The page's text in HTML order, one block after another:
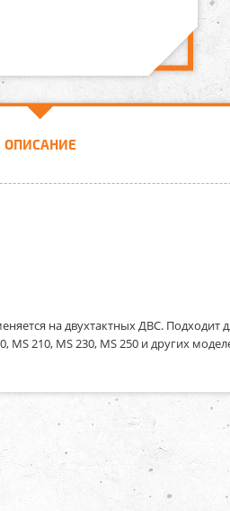
ОПИСАНИЕ
на двухтактных ДВС. Подходит
MS 210, MS 230, MS 250 и других